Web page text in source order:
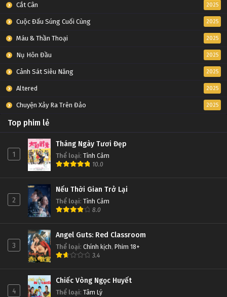
Cắt Cân 2025
Cuộc Đấu Súng Cuối Cùng 2025
Máu & Thần Thoại 2025
Nụ Hôn Đầu 2025
Cảnh Sát Siêu Năng 2025
Altered 2025
Chuyện Xảy Ra Trên Đảo 2025
Top phim lẻ
1
Tháng Ngày Tươi Đẹp
Thể loại: Tình Cảm
10.0
2
Nếu Thời Gian Trở Lại
Thể loại: Tình Cảm
8.0
3
Angel Guts: Red Classroom
Thể loại: Chính kịch, Phim 18+
3.4
4
Chiếc Vòng Ngọc Huyết
Thể loại: Tâm Lý